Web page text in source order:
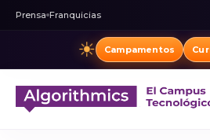
Prensa Franquicias
☀ Campamentos